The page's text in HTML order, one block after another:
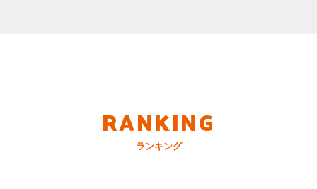
RANKING
ランキング